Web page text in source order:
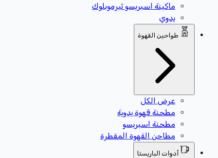
ماكينة اسبريسو ثيرموبلوك
يدوي
طواحين القهوة
عرض الكل
مطحنة قهوة يدوية
مطحنة اسبريسو
مطاحن القهوة المقطرة
أدوات الباريستا